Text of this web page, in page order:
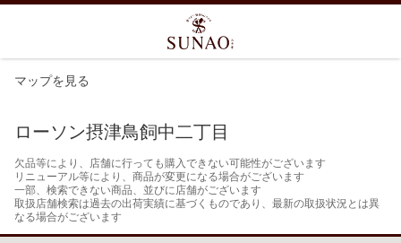
マップを見る
ローソン摂津鳥飼中二丁目
欠品等により、店舗に行っても購入できない可能性がございます
リニューアル等により、商品が変更になる場合がございます
一部、検索できない商品、並びに店舗がございます
取扱店舗検索は過去の出荷実績に基づくものであり、最新の取扱状況とは異
なる場合がございます